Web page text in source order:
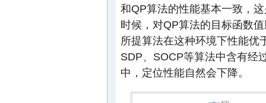
和QP算法的性能基本一致，
时候，对QP算法的目标函数
所提算法在这种环境下性能优
SDP、SOCP等算法中含有经
中，定位性能自然会下降。